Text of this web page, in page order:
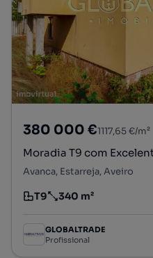
380 000 €1117,65 €/m²
Moradia T9 com
Avanca, Estarreja, Aveiro
Tipologia
T9
Preço por metro quadrado
340 m²
GLOBALTRADE
Profissional